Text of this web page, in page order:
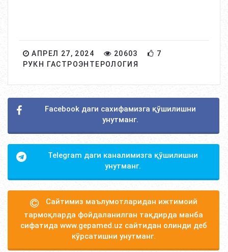
АПРЕЛ 27, 2024 20603
7
РУКН ГАСТРОЭНТЕРОЛОГИЯ
Facebook даги сахифамизга қўшилишни
унутманг.
Telegram даги каналимизга қўшилишни
унутманг.
Сайтимиз маълумотларидан ижтимоий
тармоқларда фойдаланилган тақдирда манба
сифатида www.gepamed.uz сайтидан олинди деб
кўрсатишни унутманг.